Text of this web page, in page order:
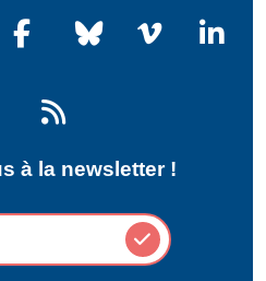
à la newsletter !